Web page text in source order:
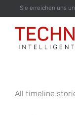
Inhalt
springen
Sie erreichen uns
All timeline